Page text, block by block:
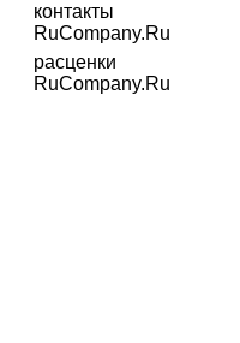
контакты
RuCompany.Ru
расценки
RuCompany.Ru